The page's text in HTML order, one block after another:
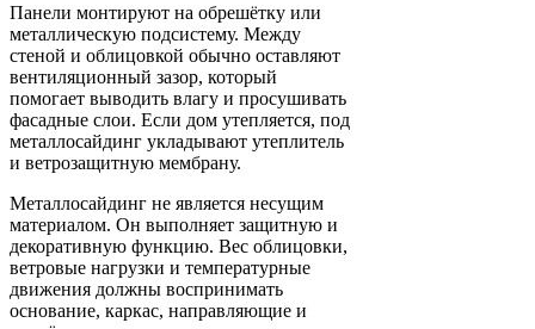
Панели монтируют на обрешётку или
металлическую подсистему. Между
стеной и облицовкой обычно оставляют
вентиляционный зазор, который
помогает выводить влагу и просушивать
фасадные слои. Если дом утепляется, под
металлосайдинг укладывают утеплитель
и ветрозащитную мембрану.
Металлосайдинг не является несущим
материалом. Он выполняет защитную и
декоративную функцию. Вес облицовки,
ветровые нагрузки и температурные
движения должны воспринимать
основание, каркас, направляющие и